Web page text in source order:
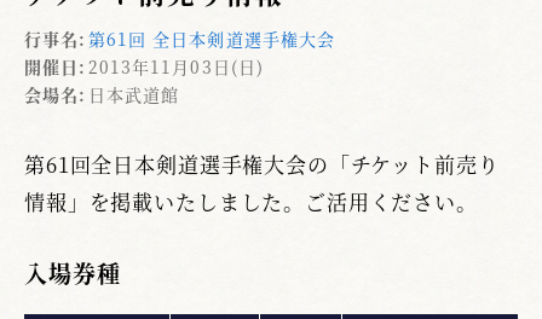
行事名: 第61回 全日本剣道選手権大会
開催日: 2013年11月03日(日)
会場名: 日本武道館
第61回全日本剣道選手権大会の「チケット前売り
情報」を掲載いたしました。ご活用ください。
入場券種